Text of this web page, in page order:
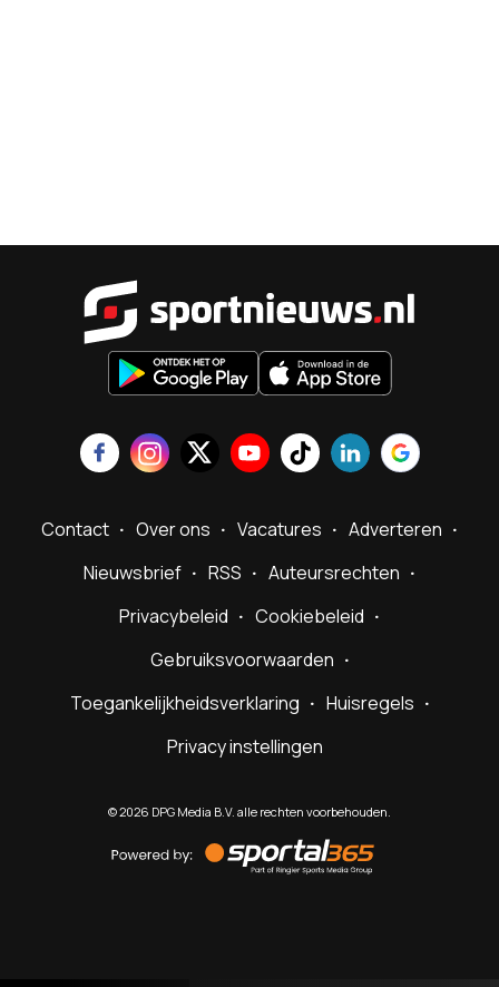
Contact Over ons Vacatures
Adverteren
Nieuwsbrief
RSS
Auteursrechten
Privacybeleid
Cookiebeleid
Gebruiksvoorwaarden
Toegankelijkheidsverklaring
Huisregels
Privacy instellingen
©2026 DPG Media B.V. alle rechten voorbehouden.
by
Sportal365